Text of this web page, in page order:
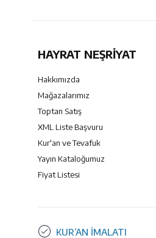
HAYRAT NEŞRIYAT
Hakkımızda
Mağazalarımız
Toptan Satış
XML Liste Başvuru
Kur'an ve Tevafuk
Yayın Kataloğumuz
Fiyat Listesi
KUR’AN İMALATI